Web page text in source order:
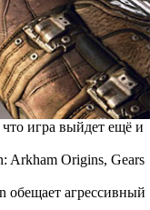
игра выйдет ещё и
Arkham Origins, Gears
обещает агрессивный